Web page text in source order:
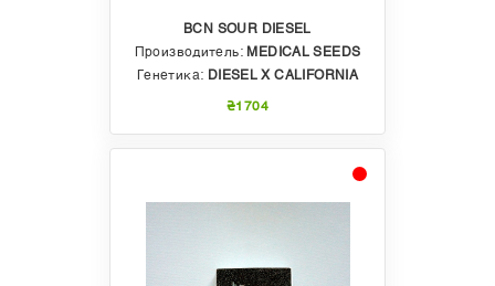
BCN SOUR DIESEL
Производитель: MEDICAL SEEDS
Генетика: DIESEL X CALIFORNIA
₴1704